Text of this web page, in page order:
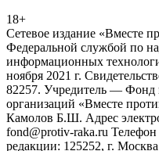
18+
Сетевое издание «Вместе
Федеральной службой по
информационных
ноября 2021 г.
82257. Учредитель — Фонд
организаций «Вместе
Камолов Б.Ш. Адрес
fond@protiv-raka.ru
редакции: 125252, г.